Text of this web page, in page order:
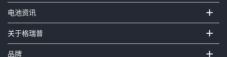
电池资讯 +
关于格瑞普 +
品牌 +